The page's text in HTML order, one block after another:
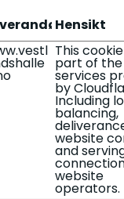
Hensikt
This
part of the
services
by
Including
balancing,
website
and
website
operators.